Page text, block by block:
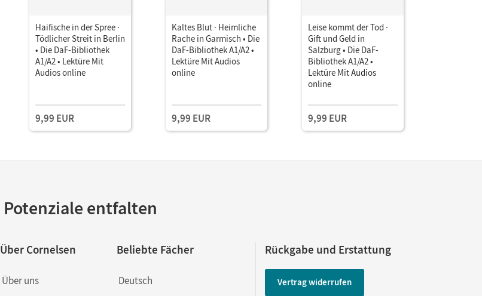
Haifische in der Spree ·
Tödlicher Streit in Berlin
• Die DaF-Bibliothek
A1/A2 • Lektüre Mit
Audios online
9,99 EUR
Kaltes Blut · Heimliche
Rache in Garmisch • Die
DaF-Bibliothek A1/A2 •
Lektüre Mit Audios
online
9,99 EUR
Leise kommt der Tod ·
Gift und Geld in
Salzburg • Die DaF-
Bibliothek A1/A2 •
Lektüre Mit Audios
online
9,99 EUR
Potenziale entfalten
Über Cornelsen
Über uns
Beliebte Fächer
Deutsch
Rückgabe und Erstattung
Vertrag widerrufen